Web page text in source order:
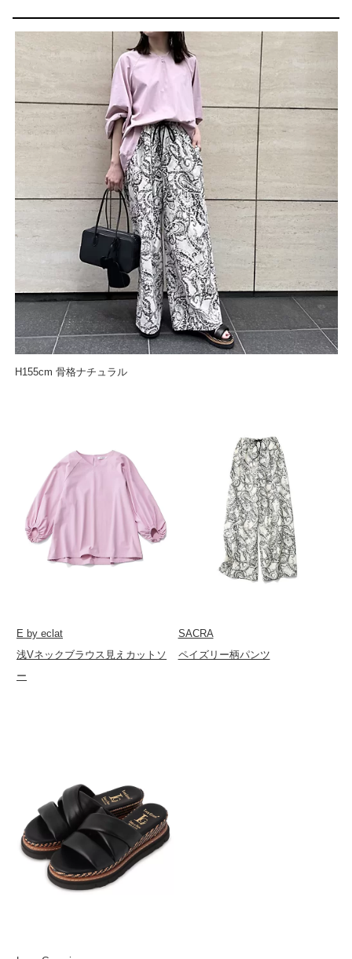
H155cm 骨格ナチュラル
E by eclat
浅Vネックブラウス見えカットソ
ー
SACRA
ペイズリー柄パンツ